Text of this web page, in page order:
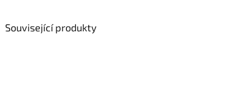
Související produkty